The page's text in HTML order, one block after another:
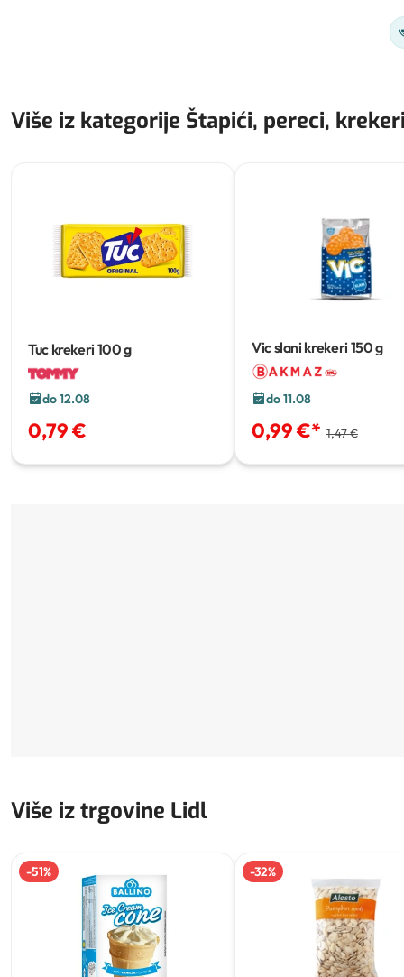
Više iz kategorije Štapići, pereci,
Tuc krekeri 100 g
do 12.08
0,79 €
Vic slani krekeri 150 g
do 11.08
0,99 €* 1,47 €
Više iz trgovine Lidl
-51% -32%